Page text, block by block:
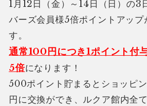
1月12日（金）～14日（日）の3
バーズ会員様5倍ポイントアップ
す。
通常100円につき1ポイント付
5倍になります！
500ポイント貯まるとショッピ
円に交換ができ、ルクア館内全